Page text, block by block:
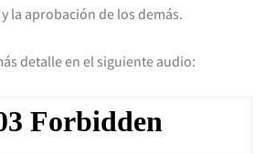
la aprobación de los demás.
detalle en el siguiente audio: